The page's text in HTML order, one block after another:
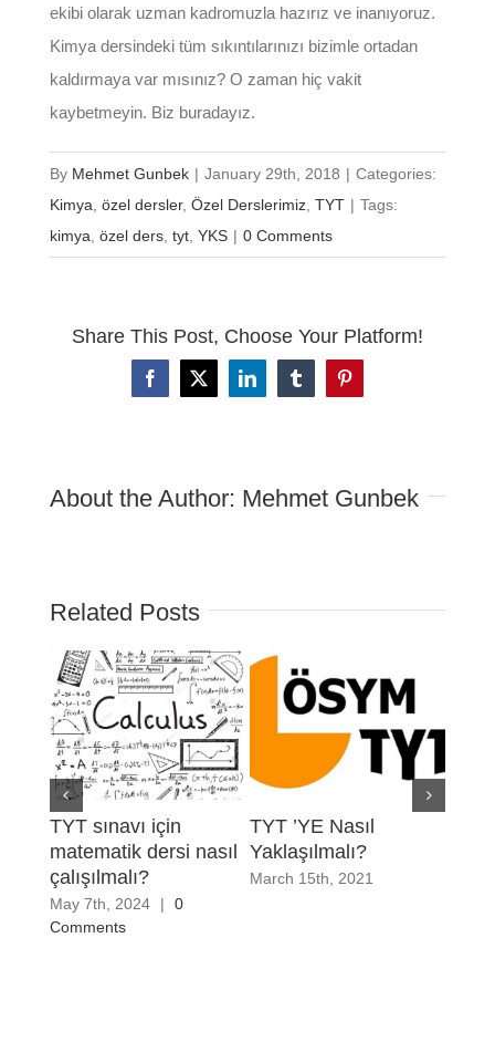
ekibi olarak uzman kadromuzla hazırız ve inanıyoruz.
Kimya dersindeki tüm sıkıntılarınızı bizimle ortadan
kaldırmaya var mısınız? O zaman hiç vakit
kaybetmeyin. Biz buradayız.
By Mehmet Gunbek | January 29th, 2018 | Categories:
Kimya özel dersler, Özel Derslerimiz, TYT | Tags:
kimya özel ders, tyt, YKS | 0 Comments
Share This Post, Choose Your Platform!
Facebook
X LinkedInTumblrPinterest
About the Author: Mehmet Gunbek
Related Posts
TYT sınavı için
matematik dersi nasıl
çalışılmalı?
May 7th, 2024 |
0
Comments
TYT ’YE Nasıl
Yaklaşılmalı?
March 15th, 2021